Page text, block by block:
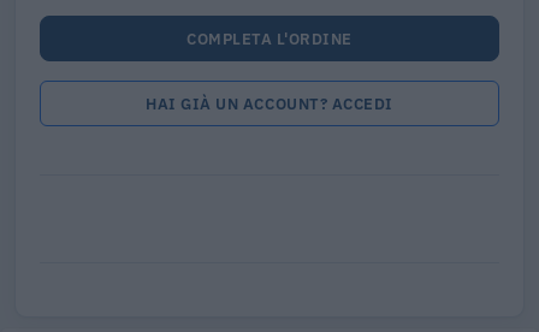
COMPLETA L'ORDINE
HAI GIÀ UN ACCOUNT? ACCEDI